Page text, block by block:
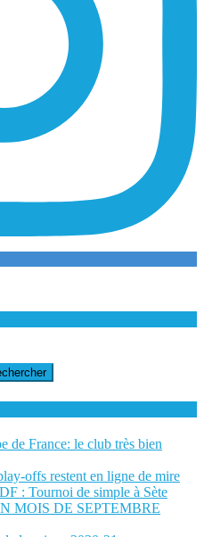
de France: le club très bien
offs restent en ligne de mire
: Tournoi de simple à Sète
MOIS DE SEPTEMBRE